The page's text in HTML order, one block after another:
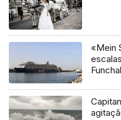
«Mein
Funchal